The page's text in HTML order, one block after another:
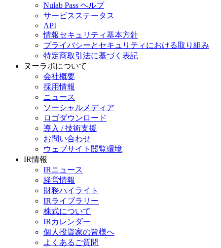
Nulab Pass ヘルプ
サービスステータス
API
情報セキュリティ基本方針
プライバシーとセキュリティにおける取り組み
特定商取引法に基づく表記
ヌーラボについて
会社概要
採用情報
ニュース
ソーシャルメディア
ロゴダウンロード
導入 / 技術支援
お問い合わせ
ウェブサイト閲覧環境
IR情報
IRニュース
経営情報
財務ハイライト
IRライブラリー
株式について
IRカレンダー
個人投資家の皆様へ
よくあるご質問